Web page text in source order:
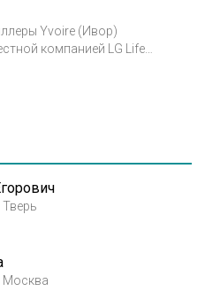
натуральной
кислоты
Благодаря
BDDE семейство филлеров
Yvoire (Ивор)
компанией LG Life
LG и
компанией
Москва